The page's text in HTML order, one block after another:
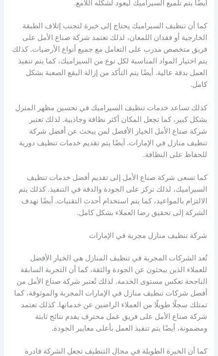
أيضًا يتم تلميع السيراميك ليعود لشكله اللامع.
كما أن تنظيف السيراميك يحتاج إلى خبرة لتجنب إتلاف الطبقة
الخارجية أو فقدان اللمعان، لذلك تعتمد شركة صناع الأمل على
فريق متخصص مدرب على التعامل مع جميع أنواع الأرضيات. كذلك
يتم اختيار المواد المناسبة لكل نوع من السيراميك، كما يتم تنفيذ
العمل بدقة عالية. أيضًا يتم التأكد من إزالة البقع الصعبة بشكل
كامل.
كذلك تساعد خدمات تنظيف السيراميك في تحسين مظهر المنزل
بشكل كبير، كما تجعل المكان أكثر نظافة وجاذبية. لذلك تعتبر
شركة صناع الأمل الخيار الأفضل لمن يبحث عن أفضل شركة
تنظيف منازل في الإمارات. أيضًا يتم تقديم خدمات تنظيف دورية
للحفاظ على النظافة.
كما تسعى شركة صناع الأمل إلى تقديم أفضل خدمات تنظيف
السيراميك، لذلك تركز على الجودة والدقة في التنفيذ. كذلك يتم
الالتزام بالمواعيد، كما يتم استخدام أحدث التقنيات. أيضًا تهدف
الشركة إلى تحقيق رضا العملاء بشكل كامل.
شركة تنظيف منازل مجربة في الإمارات
تُعد الشركات المجربة في تنظيف المنازل هي الخيار الأفضل
للعملاء الذين يبحثون عن الجودة والثقة، كما أن التجربة السابقة
الناجحة تعكس مستوى الخدمة. لذلك تُعتبر شركة صناع الأمل من
أفضل شركات تنظيف منازل في الإمارات المجربة والموثوقة، كما
تمتلك سجلًا طويلًا من العملاء الراضين عن خدماتها. كذلك تعتمد
شركة صناع الأمل على فريق عمل محترف يقدم نتائج ثابتة
ومضمونة، أيضًا يتم تنفيذ العمل بأعلى معايير الجودة.
كما أن الخبرة الطويلة في مجال التنظيف تجعل الشركة قادرة